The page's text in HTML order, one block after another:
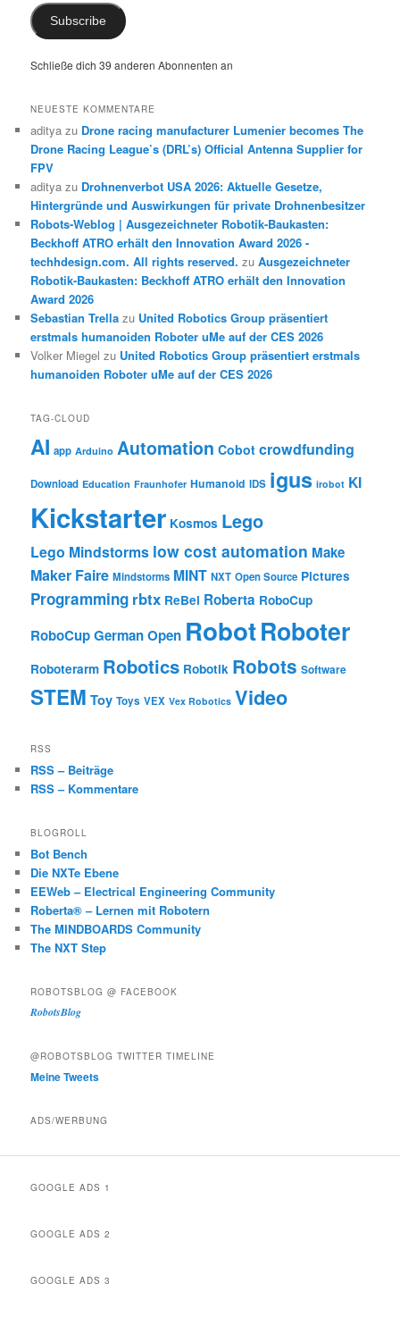
Subscribe
Schließe dich 39 anderen Abonnenten an
NEUESTE KOMMENTARE
aditya zu Drone racing manufacturer Lumenier becomes The
Drone Racing League’s (DRL’s) Official Antenna Supplier for
FPV
aditya zu Drohnenverbot USA 2026: Aktuelle Gesetze,
Hintergründe und Auswirkungen für private Drohnenbesitzer
Robots-Weblog | Ausgezeichneter Robotik-Baukasten:
Beckhoff ATRO erhält den Innovation Award 2026 -
techhdesign.com. All rights reserved. zuAusgezeichneter
Robotik-Baukasten: Beckhoff ATRO erhält den Innovation
Award 2026
Sebastian Trella zu United Robotics Group präsentiert
erstmals humanoiden Roboter uMe auf der CES 2026
Volker Miegel zu United Robotics Group präsentiert erstmals
humanoiden Roboter uMe auf der CES 2026
TAG-CLOUD
AI app Arduino Automation Cobot crowdfunding
Download Education Fraunhofer Humanoid IDS igus irobot KI
Kickstarter Kosmos Lego
Lego Mindstorms low cost automation Make
Maker Faire Mindstorms MINT NXT Open Source Pictures
Programming rbtx ReBel Roberta RoboCup
RoboCup German Open RobotRoboter
Roboterarm Robotics Robotik Robots Software
STEM Toy Toys VEX Vex Robotics Video
RSS
RSS – Beiträge
RSS – Kommentare
BLOGROLL
Bot Bench
Die NXTe Ebene
EEWeb – Electrical Engineering Community
Roberta® – Lernen mit Robotern
The MINDBOARDS Community
The NXT Step
ROBOTSBLOG @ FACEBOOK
RobotsBlog
@ROBOTSBLOG TWITTER TIMELINE
Meine Tweets
ADS/WERBUNG
GOOGLE ADS 1
GOOGLE ADS 2
GOOGLE ADS 3